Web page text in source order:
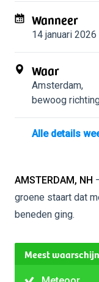
Wanneer
14 januari
Waar
Amsterdam,
bewoog
Alle details
AMSTERDAM, NH
groene staart dat
beneden ging.
Meest